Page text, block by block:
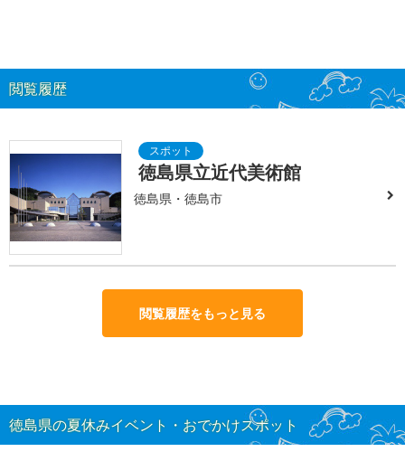
閲覧履歴
徳島県立近代美術館
徳島県・徳島市
閲覧履歴をもっと見る
徳島県の夏休みイベント・おでかけスポット